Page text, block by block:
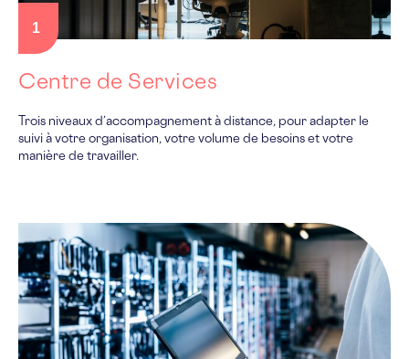
1
Centre de Services
Trois niveaux d’accompagnement à distance, pour adapter le
suivi à votre organisation, votre volume de besoins et votre
manière de travailler.